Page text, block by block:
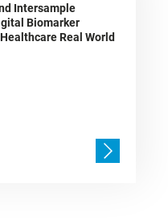
Intersample
Biomarker
Real World